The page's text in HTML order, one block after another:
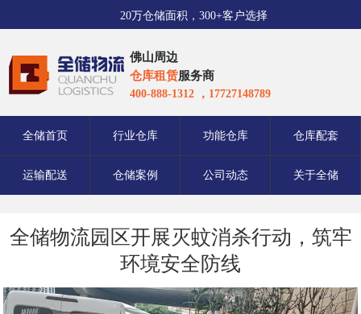
20万仓储面积，300+客户选择
佛山周边
仓库租赁服务商
400-888-1312 ，17727148789
全储首页 行业仓库 功能仓库 仓库配套
运输配送 仓储案例 公司动态 关于全储
全储物流园区开展灭蚊消杀行动，筑牢
环境安全防线